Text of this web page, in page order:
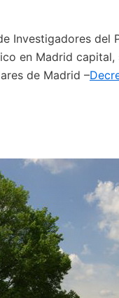
Investigadores del
en Madrid capital,
de Madrid –